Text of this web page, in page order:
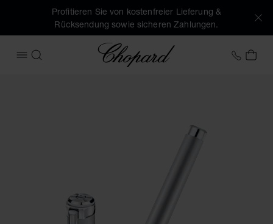
Profitieren Sie von kostenfreier Lieferung &
Rücksendung sowie sicheren Zahlungen.
MENÜ ÖFFNEN
SUCHEN
Chopard +41